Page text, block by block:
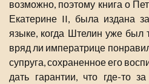
возможно, поэтому книга о
Екатерине II, была издана
языке, когда Штелин уже был
вряд ли императрице
супруга, сохраненное его
дать гарантии, что где-то